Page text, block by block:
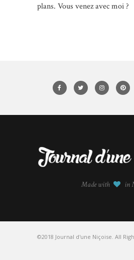
plans. Vous venez avec moi ?
Made with in
©2018 Journal d'une Niçoise. All